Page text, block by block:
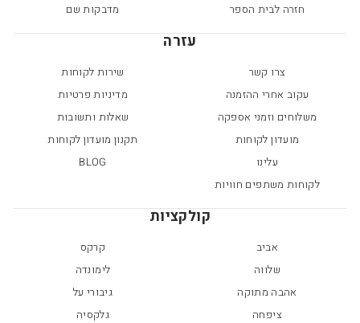
חזרה לבית הספר
מדבקות שם
עזרה
צרו קשר
שירות לקוחות
עקוב אחרי ההזמנה
מדיניות פרטיות
משלוחים וזמני אספקה
שאלות ותשובות
מועדון לקוחות
תקנון מועדון לקוחות
עלינו
BLOG
לקוחות משתפים חוויות
קולקציות
אביב
קרקס
שלווה
לימונדה
אהבה מתוקה
גיבורי על
ציפחה
גלקסיה